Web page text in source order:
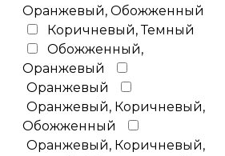
Оранжевый, Обожженный
Коричневый, Темный
Обожженный,
Оранжевый
Оранжевый
Оранжевый, Коричневый,
Обожженный
Оранжевый, Коричневый,